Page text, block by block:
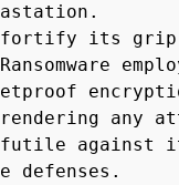
fortify its grip
any
futile against
defenses.